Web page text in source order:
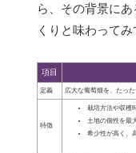
ら、その背景に
くりと味わって
項目
定義 広大な葡萄畑を、たっ
特徴
栽培方法や収穫
土地の個性を最
希少性が高く、